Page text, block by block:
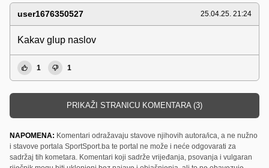
user1676350527 25.04.25. 21:24
Kakav glup naslov
1 1
PRIKAŽI STRANICU KOMENTARA (3)
NAPOMENA: Komentari odražavaju stavove njihovih autora/ica, a ne nužno
i stavove portala SportSport.ba te portal ne može i neće odgovarati za
sadržaj tih kometara. Komentari koji sadrže vrijeđanja, psovanja i vulgaran